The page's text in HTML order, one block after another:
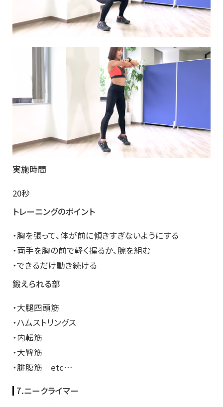
実施時間
20秒
トレーニングのポイント
・胸を張って、体が前に傾きすぎないようにする
・両手を胸の前で軽く握るか、腕を組む
・できるだけ動き続ける
鍛えられる部
・大腿四頭筋
・ハムストリングス
・内転筋
・大臀筋
・腓腹筋 etc…
7.ニークライマー